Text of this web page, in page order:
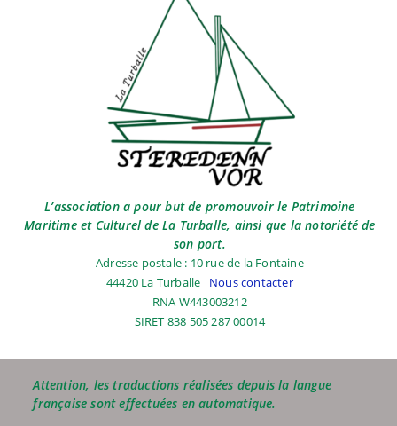
L’association a pour but de promouvoir le Patrimoine
Maritime et Culturel de La Turballe, ainsi que la notoriété de
son port.
Adresse postale : 10 rue de la Fontaine
44420 La Turballe Nous contacter
RNA W443003212
SIRET 838 505 287 00014
Attention, les traductions réalisées depuis la langue
française sont effectuées en automatique.